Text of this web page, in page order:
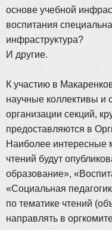
основе учебной
воспитания
инфраструктура?
И другие.
К участию в
научные коллективы и
организации секций,
предоставляются в
Наиболее интересные
чтений будут
образование»,
«Социальная
по тематике чтений
направлять в